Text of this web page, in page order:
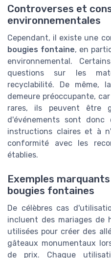
Controverses et
environnementales
Cependant, il existe une
bougies fontaine, en
environnemental.
questions sur les
recyclabilité. De même,
demeure préoccupante,
rares, ils peuvent être
d'événements sont
instructions claires et à
conformité avec les
établies.
Exemples
bougies fontaines
De célèbres cas
incluent des mariages de
utilisées pour créer des
gâteaux monumentaux
de prix. Chaque